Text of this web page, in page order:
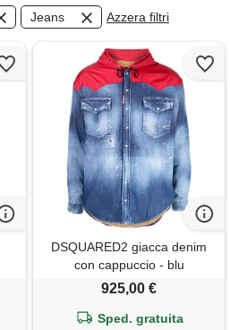
Jeans Azzera filtri
DSQUARED2 giacca denim
con cappuccio - blu
925,00 €
Sped. gratuita